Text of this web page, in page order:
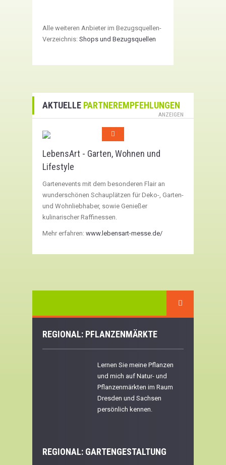
Alle weiteren Anbieter im Bezugsquellen-
Verzeichnis: Shops und Bezugsquellen
AKTUELLE PARTNEREMPFEHLUNGEN
ANZEIGEN
LebensArt - Garten, Wohnen und
Lifestyle
Gartenevents mit dem besonderen Flair an
wunderschönen Schauplätzen für Deko-, Garten-
und Wohnliebhaber, sowie Genießer
kulinarischer Raffinessen.
Mehr erfahren: www.lebensart-messe.de/
REGIONAL: PFLANZENMÄRKTE
Lernen Sie meine Pflanzen
und mich auf Natur- und
Pflanzenmärkten im Raum
Dresden und Sachsen
persönlich kennen.
REGIONAL: GARTENGESTALTUNG